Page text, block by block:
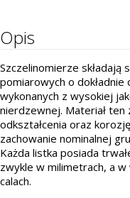
Opis
Szczelinomierze składają
pomiarowych o dokładnie
wykonanych z wysokiej
nierdzewnej. Materiał ten
odkształcenia oraz
zachowanie nominalnej
Każda listka posiada
zwykle w milimetrach, a
calach.